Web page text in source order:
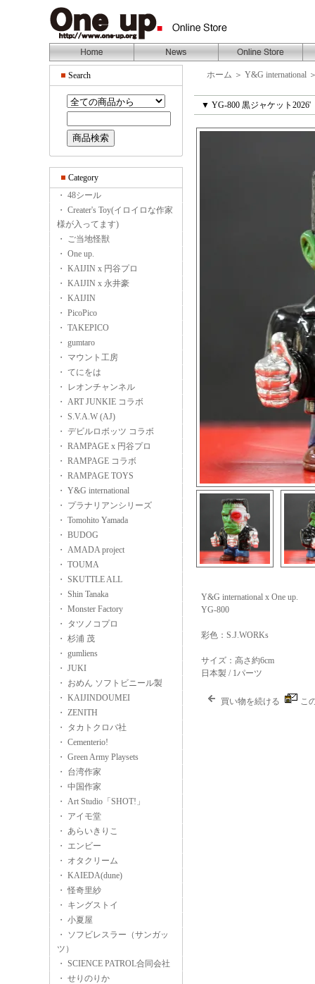
Search
Category
・ 48シール
・ Creater's Toy(イロイロな作家
様が入ってます)
・ ご当地怪獣
・ One up.
・ KAIJIN x 円谷プロ
・ KAIJIN x 永井豪
・ KAIJIN
・ PicoPico
・ TAKEPICO
・ gumtaro
・ マウント工房
・ てにをは
・ レオンチャンネル
・ ART JUNKIE コラボ
・ S.V.A.W (AJ)
・ デビルロボッツ コラボ
・ RAMPAGE x 円谷プロ
・ RAMPAGE コラボ
・ RAMPAGE TOYS
・ Y&G international
・ プラナリアンシリーズ
・ Tomohito Yamada
・ BUDOG
・ AMADA project
・ TOUMA
・ SKUTTLE ALL
・ Shin Tanaka
・ Monster Factory
・ タツノコプロ
・ 杉浦 茂
・ gumliens
・ JUKI
・ おめん ソフトビニール製
・ KAIJINDOUMEI
・ ZENITH
・ タカトクロバ社
・ Cementerio!
・ Green Army Playsets
・ 台湾作家
・ 中国作家
・ Art Studio「SHOT!」
・ アイモ堂
・ あらいきりこ
・ エンビー
・ オタクリーム
・ KAIEDA(dune)
・ 怪奇里紗
・ キングストイ
・ 小夏屋
・ ソフビレスラー（サンガッ
ツ）
・ SCIENCE PATROL合同会社
・ せりのりか
ホーム ＞ Y&G international
▼ YG-800 黒ジャケット2026'
Y&G international x One up.
YG-800
彩色：S.J.WORKs
サイズ：高さ約6cm
日本製 / 1パーツ
買い物を続ける こ